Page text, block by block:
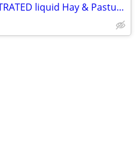
SAVE on CONCENTRATED liquid Hay & Pasture Fertilizer!